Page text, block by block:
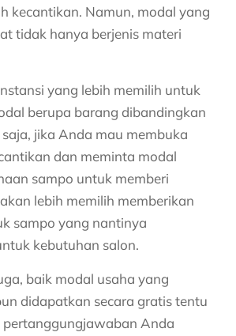
kecantikan. Namun, modal yang
tidak hanya berjenis materi
yang lebih memilih untuk
berupa barang dibandingkan
jika Anda mau membuka
dan meminta modal
sampo untuk memberi
lebih memilih memberikan
sampo yang nantinya
kebutuhan salon.
baik modal usaha yang
didapatkan secara gratis tentu
Anda